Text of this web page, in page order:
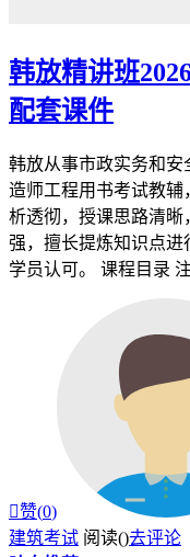
韩放精讲班
配套课件
韩放从事市政实务和
造师工程用书考试教
析透彻，授课思路清
强，擅长提炼知识点
学员认可。 课程目录
赞(0)
建筑考试 阅读()去评论